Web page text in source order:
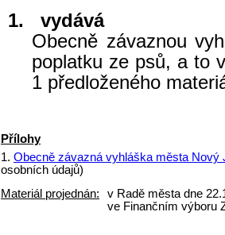
1.
vydává
Obecně závaznou
poplatku ze psů, a to
1 předloženého
Přílohy
1. Obecně závazná vyhláška města
osobních údajů)
Materiál projednán:
v Radě města dne
ve Finančním výboru